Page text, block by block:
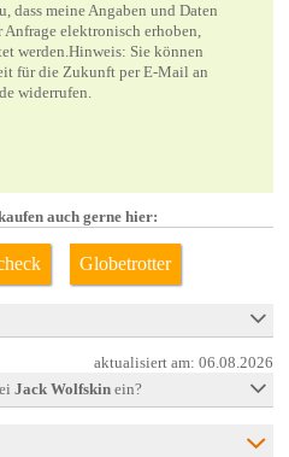
dass meine Angaben und Daten
elektronisch erhoben,
werden.Hinweis: Sie können
für die Zukunft per E-Mail an
widerrufen.
auch gerne hier:
Globetrotter
aktualisiert am:06.08.2026
Jack Wolfskinein?